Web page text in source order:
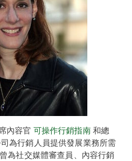
內容官 可操作行銷指南和總
為行銷人員提供發展業務所需
為社交媒體審查員、內容行銷